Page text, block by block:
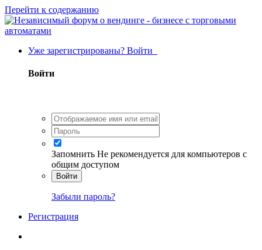
Перейти к содержанию
Уже зарегистрированы? Войти
Войти
Запомнить Не рекомендуется для компьютеров с
общим доступом
Войти
Забыли пароль?
Регистрация